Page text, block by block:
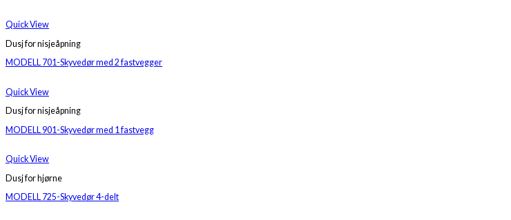
Quick View
Dusj for nisjeåpning
MODELL 701-Skyvedør med 2 fastvegger
Quick View
Dusj for nisjeåpning
MODELL 901-Skyvedør med 1 fastvegg
Quick View
Dusj for hjørne
MODELL 725-Skyvedør 4-delt